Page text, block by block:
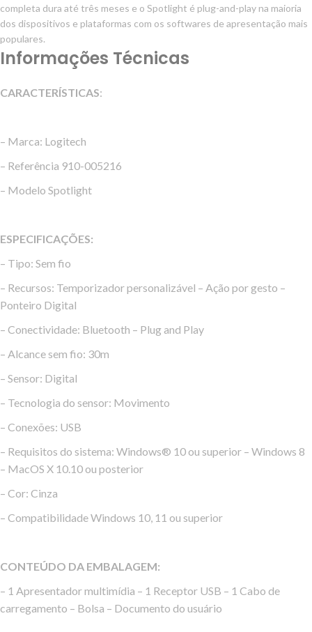
completa dura até três meses e o Spotlight é plug-and-play na maioria
dos dispositivos e plataformas com os softwares de apresentação mais
populares.
Informações Técnicas
CARACTERÍSTICAS:
– Marca: Logitech
– Referência 910-005216
– Modelo Spotlight
ESPECIFICAÇÕES:
– Tipo: Sem fio
– Recursos: Temporizador personalizável – Ação por gesto –
Ponteiro Digital
– Conectividade: Bluetooth – Plug and Play
– Alcance sem fio: 30m
– Sensor: Digital
– Tecnologia do sensor: Movimento
– Conexões: USB
– Requisitos do sistema: Windows® 10 ou superior – Windows 8
– MacOS X 10.10 ou posterior
– Cor: Cinza
– Compatibilidade Windows 10, 11 ou superior
CONTEÚDO DA EMBALAGEM:
– 1 Apresentador multimídia – 1 Receptor USB – 1 Cabo de
carregamento – Bolsa – Documento do usuário